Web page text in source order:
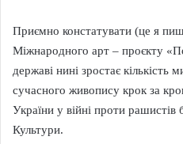
Приємно констатувати (це я
Міжнародного арт – проєкту
державі нині зростає кількість
сучасного живопису крок за
України у війні проти рашистів
Культури.